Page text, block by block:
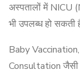
अस्पतालों में NICU
भी उपलब्ध हो सकती
Baby
Consultation जैसी